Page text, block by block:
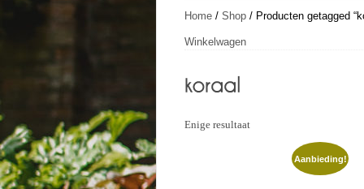
Home / Shop / Producten getagged
Winkelwagen
Enige resultaat
Aanbieding!